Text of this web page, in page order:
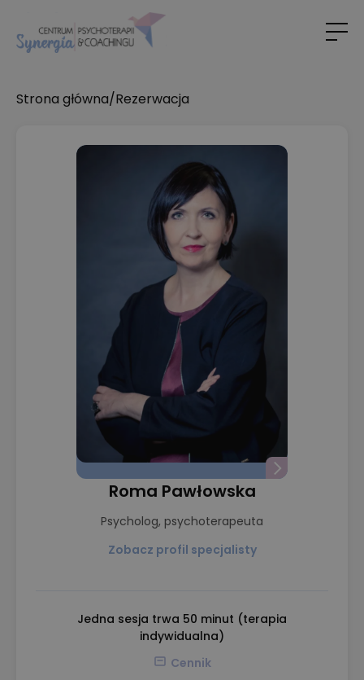
Strona główna/Rezerwacja
Roma Pawłowska
Psycholog, psychoterapeuta
Zobacz profil specjalisty
Jedna sesja trwa 50 minut (terapia
indywidualna)
Cennik